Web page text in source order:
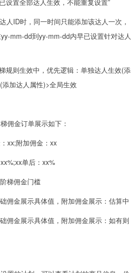
设置全部达人生效，不能重复设置”
人ID时，同一时间只能添加该达人一次，
mm-dd到yy-mm-dd内早已设置针对达人
规则生效中，优先逻辑：单独达人生效(添
加达人属性)>全局生效
佣金订单展示如下：
xx;附加佣金：xx
单后：xx%
梯佣金门槛
佣金展示具体值，附加佣金展示：估算中
佣金展示具体值，附加佣金展示：如有则